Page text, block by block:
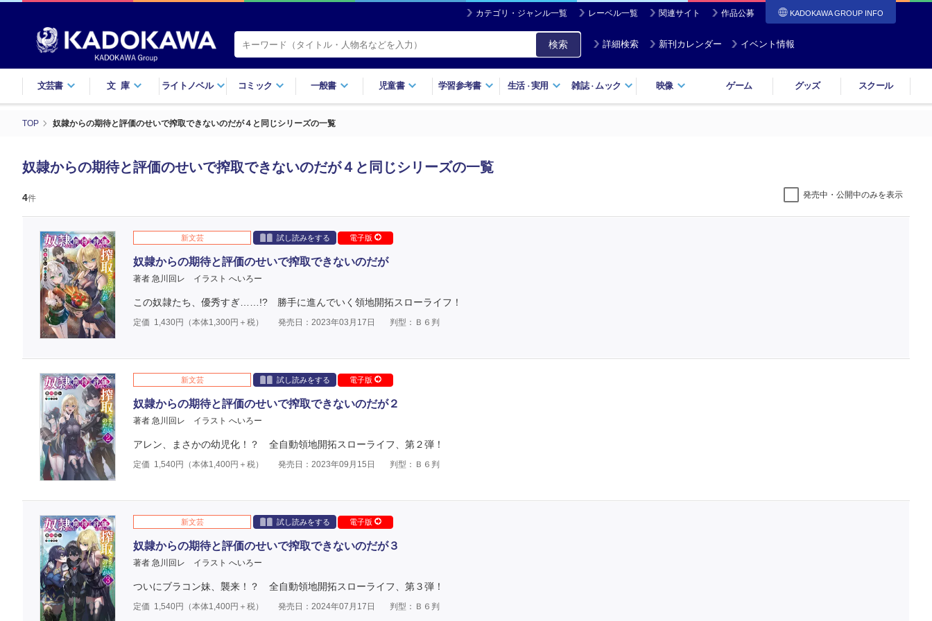
カテゴリ・ジャンル一覧 レーベル一覧 関連サイト 作品公募 KADOKAWA GROUP INFO
検索 詳細検索 新刊カレンダー イベント情報
文芸書 文庫 ライトノベル コミック 一般書 児童書 学習参考書 生活・実用 雑誌・ ムック 映像 ゲーム グッズ スクール
TOP 奴隷からの期待と評価のせいで搾取できないのだが４と同じシリーズの一覧
奴隷からの期待と評価のせいで搾取できないのだが４と同じシリーズの一覧
4件 発売中・公開中のみを表示
新文芸 試し読みをする 電子版
奴隷からの期待と評価のせいで搾取できないのだが
著者 急川回レ イラスト へいろー
この奴隷たち、優秀すぎ……!? 勝手に進んでいく領地開拓スローライフ！
定価 1,430円（本体1,300円＋税） 発売日：2023年03月17日 判型：Ｂ６判
新文芸 試し読みをする 電子版
奴隷からの期待と評価のせいで搾取できないのだが２
著者 急川回レ イラスト へいろー
アレン、まさかの幼児化！？ 全自動領地開拓スローライフ、第２弾！
定価 1,540円（本体1,400円＋税） 発売日：2023年09月15日 判型：Ｂ６判
新文芸 試し読みをする 電子版
奴隷からの期待と評価のせいで搾取できないのだが３
著者 急川回レ イラスト へいろー
ついにブラコン妹、襲来！？ 全自動領地開拓スローライフ、第３弾！
定価 1,540円（本体1,400円＋税） 発売日：2024年07月17日 判型：Ｂ６判